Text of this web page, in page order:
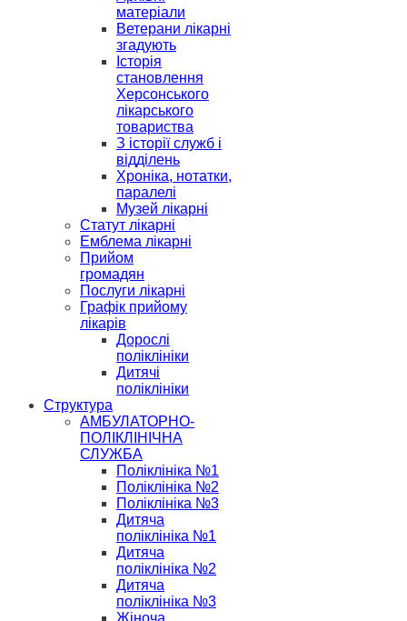
матеріали
Ветерани лікарні
згадують
Історія
становлення
Херсонського
лікарського
товариства
З історії служб і
відділень
Хроніка, нотатки,
паралелі
Музей лікарні
Статут лікарні
Емблема лікарні
Прийом
громадян
Послуги лікарні
Графік прийому
лікарів
Дорослі
поліклініки
Дитячі
поліклініки
Структура
АМБУЛАТОРНО-
ПОЛІКЛІНІЧНА
СЛУЖБА
Поліклініка №1
Поліклініка №2
Поліклініка №3
Дитяча
поліклініка №1
Дитяча
поліклініка №2
Дитяча
поліклініка №3
Жіноча